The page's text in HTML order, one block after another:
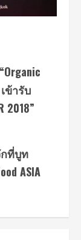
ข้ารับ
2018”
ที่บูท
ASIA